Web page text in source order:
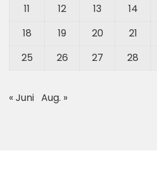
11
12 13 14
18
19 20 21
25
26 27 28
« Juni Aug. »